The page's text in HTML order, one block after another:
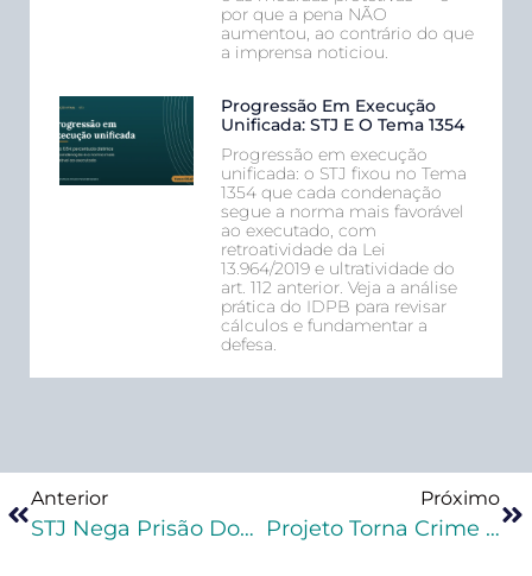
por que a pena NÃO
aumentou, ao contrário do que
a imprensa noticiou.
Progressão Em Execução
Unificada: STJ E O Tema 1354
Progressão em execução
unificada: o STJ fixou no Tema
1354 que cada condenação
segue a norma mais favorável
ao executado, com
retroatividade da Lei
13.964/2019 e ultratividade do
art. 112 anterior. Veja a análise
prática do IDPB para revisar
cálculos e fundamentar a
defesa.
Anterior
STJ Nega Prisão Domiciliar A Pai De Filho Com Síndrome De Down
Próximo
Projeto Torna Crime Submeter Menor À Atividade Artística Que Fira Sua Dignidade Sexual